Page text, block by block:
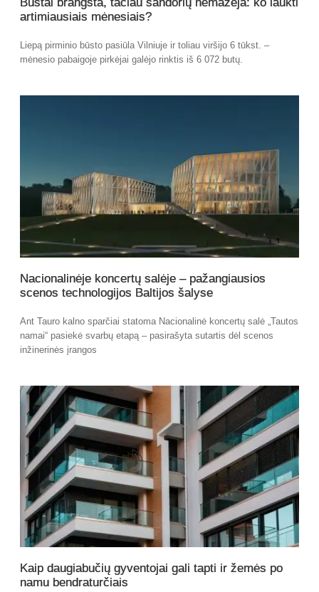
artimiausiais mėnesiais?
Liepą pirminio būsto pasiūla Vilniuje ir toliau viršijo 6 tūkst. –
mėnesio pabaigoje pirkėjai galėjo rinktis iš 6 072 butų.
Nacionalinėje koncertų salėje – pažangiausios
scenos technologijos Baltijos šalyse
Ant Tauro kalno sparčiai statoma Nacionalinė koncertų salė „Tautos
namai“ pasiekė svarbų etapą – pasirašyta sutartis dėl scenos
inžinerinės įrangos
Kaip daugiabučių gyventojai gali tapti ir žemės po
namu bendraturčiais